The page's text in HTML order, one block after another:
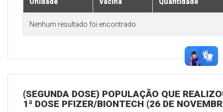
Nenhum resultado foi encontrado.
(SEGUNDA DOSE) POPULAÇÃO QUE
1ª DOSE PFIZER/BIONTECH (26 DE